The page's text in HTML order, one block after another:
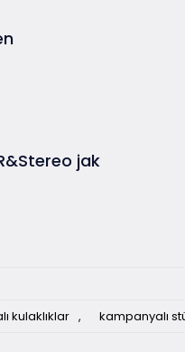
jak
kulaklıklar , kampanyalı